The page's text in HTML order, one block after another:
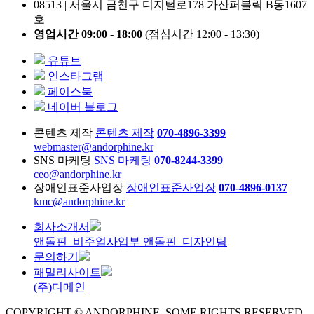
08513 | 서울시 금천구 디지털로178 가산퍼블릭 B동1607
호
영업시간 09:00 - 18:00 (점심시간 12:00 - 13:30)
유튜브
인스타그램
페이스북
네이버 블로그
콘텐츠 제작 콘텐츠 제작 070-4896-3399
webmaster@andorphine.kr
SNS 마케팅 SNS 마케팅 070-8244-3399
ceo@andorphine.kr
장애인표준사업장 장애인표준사업장 070-4896-0137
kmc@andorphine.kr
회사소개서
앤돌핀_비주얼사업부 앤돌핀_디자인팀
문의하기
패밀리사이트
(주)디메인